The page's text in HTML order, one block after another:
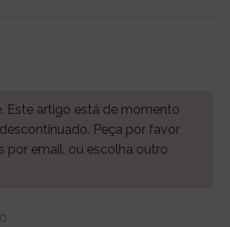
Este artigo está de momento
Peça por favor
por email, ou escolha outro